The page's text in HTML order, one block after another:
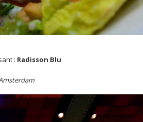
: Radisson Blu